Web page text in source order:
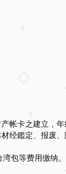
帐卡之建立，
经鑑定、报废
包等费用缴纳。